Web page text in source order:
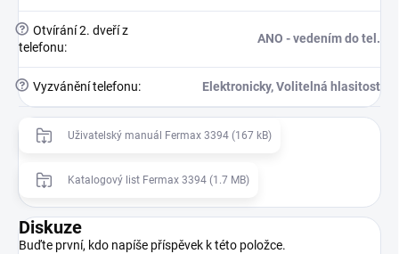
? Otvírání 2. dveří z
telefonu:
ANO - vedením do tel.
? Vyzvánění telefonu: Elektronicky, Volitelná hlasitost
Uživatelský manuál Fermax 3394 (167 kB)
Katalogový list Fermax 3394 (1.7 MB)
Diskuze
Buďte první, kdo napíše příspěvek k této položce.